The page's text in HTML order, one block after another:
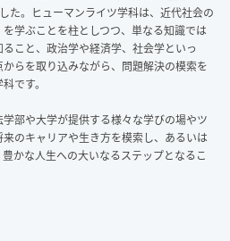
た。ヒューマンライツ学科は、近代社会の
学ぶことを柱としつつ、単なる知識では
こと、政治学や経済学、社会学といっ
らを取り込みながら、問題解決の模索を
です。
部や大学が提供する様々な学びの場やツ
のキャリアや生き方を模索し、あるいは
かな人生への大いなるステップとなるこ